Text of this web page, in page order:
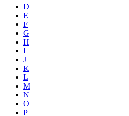
D
E
F
G
H
I
J
K
L
M
N
O
P